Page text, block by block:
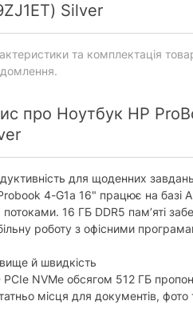
Silver
та комплектація
про Ноутбук HP
для щоденних завдань
4-G1a 16" працює на базі
потоками. 16 ГБ DDR5 пам’яті
роботу з офісними
й швидкість
PCIe NVMe обсягом 512 ГБ
місця для документів, фото